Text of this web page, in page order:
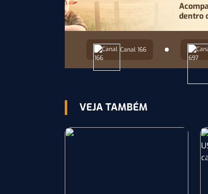
dentro
Canal 166
VEJA TAMBÉM